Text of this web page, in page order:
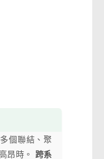
個聯結、聚
昂時。 跨系